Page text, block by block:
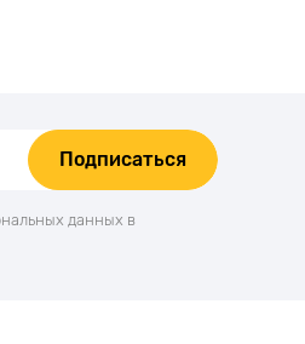
Подписаться
данных в